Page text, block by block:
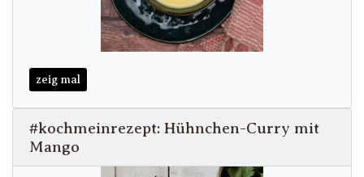
zeig mal
#kochmeinrezept: Hühnchen-Curry mit
Mango